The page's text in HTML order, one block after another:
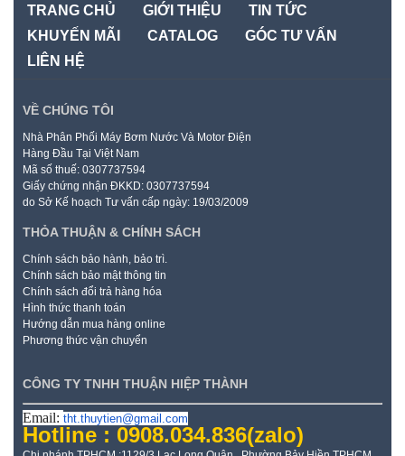
TRANG CHỦ GIỚI THIỆU
TIN TỨC
KHUYẾN MÃI
CATALOG
GÓC TƯ VẤN
LIÊN HỆ
VỀ CHÚNG TÔI
Nhà Phân Phối Máy Bơm Nước Và Motor Điện
Hàng Đầu Tại Việt Nam
Mã số thuế: 0307737594
Giấy chứng nhận ĐKKD: 0307737594
do Sở Kế hoạch Tư vấn cấp ngày: 19/03/2009
THỎA THUẬN & CHÍNH SÁCH
Chính sách bảo hành, bảo trì.
Chính sách bảo mật thông tin
Chính sách đổi trả hàng hóa
Hình thức thanh toán
Hướng dẫn mua hàng online
Phương thức vận chuyển
CÔNG TY TNHH THUẬN HIỆP THÀNH
Email: tht.thuytien@gmail.com
Hotline : 0908.034.836(zalo)